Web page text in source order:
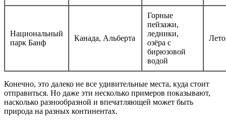
Национальный
парк Банф
Канада, Альберта
Горные
пейзажи,
ледники,
озёра с
бирюзовой
водой
Лето
Конечно, это далеко не все удивительные места, куда стоит
отправиться. Но даже эти несколько примеров показывают,
насколько разнообразной и впечатляющей может быть
природа на разных континентах.